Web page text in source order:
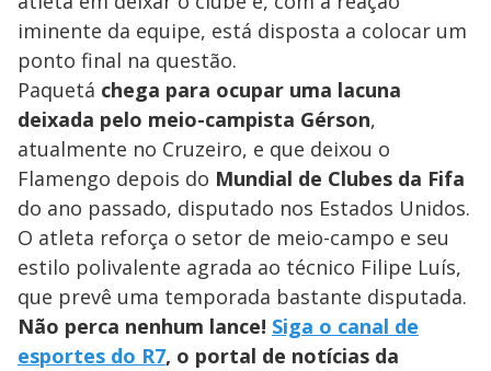
iminente da equipe, está disposta a colocar um
ponto final na questão.
Paquetá chega para ocupar uma lacuna
deixada pelo meio-campista Gérson,
atualmente no Cruzeiro, e que deixou o
Flamengo depois do Mundial de Clubes da Fifa
do ano passado, disputado nos Estados Unidos.
O atleta reforça o setor de meio-campo e seu
estilo polivalente agrada ao técnico Filipe Luís,
que prevê uma temporada bastante disputada.
Não perca nenhum lance! Siga o canal de
esportes do R7, o portal de notícias da